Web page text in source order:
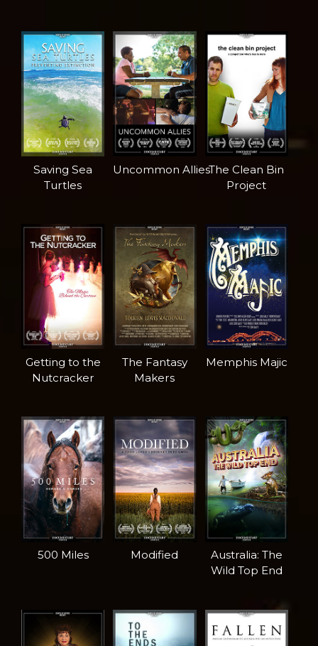
Saving Sea
Turtles
Uncommon AlliesThe Clean Bin
Project
Getting to the
Nutcracker
The Fantasy
Makers
Memphis Majic
500 Miles Modified
Australia: The
Wild Top End